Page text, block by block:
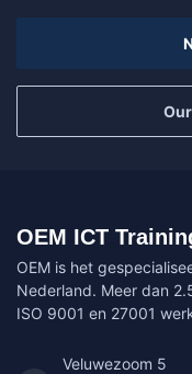
OEM ICT
OEM is het
Nederland. Meer dan
ISO 9001 en 27001
Veluwezoom 5